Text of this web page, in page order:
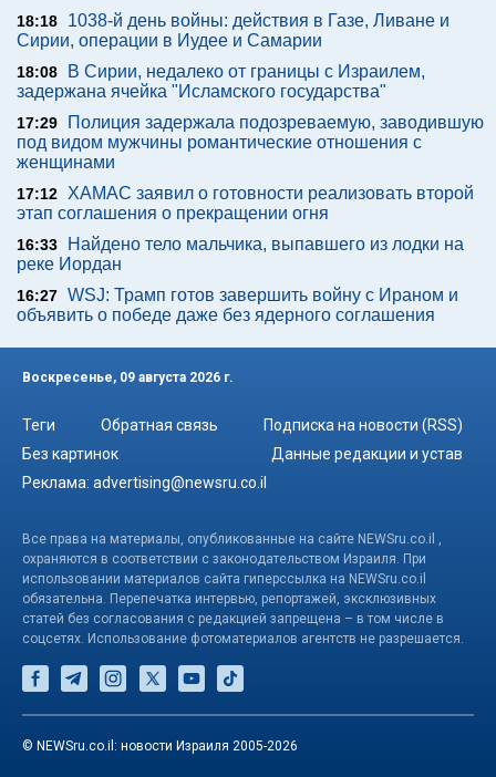
18:18
1038-й день войны: действия в Газе, Ливане и
Сирии, операции в Иудее и Самарии
18:08
В Сирии, недалеко от границы с Израилем,
задержана ячейка "Исламского государства"
17:29
Полиция задержала подозреваемую, заводившую
под видом мужчины романтические отношения с
женщинами
17:12
ХАМАС заявил о готовности реализовать второй
этап соглашения о прекращении огня
16:33
Найдено тело мальчика, выпавшего из лодки на
реке Иордан
16:27 WSJ: Трамп готов завершить войну с Ираном и
объявить о победе даже без ядерного соглашения
Воскресенье, 09 августа 2026 г.
Теги Обратная связь
Подписка на новости (RSS)
Без картинок
Данные редакции и устав
Реклама: advertising@newsru.co.il
Все права на материалы, опубликованные на сайте NEWSru.co.il ,
охраняются в соответствии с законодательством Израиля. При
использовании материалов сайта гиперссылка на NEWSru.co.il
обязательна. Перепечатка интервью, репортажей, эксклюзивных
статей без согласования с редакцией запрещена – в том числе в
соцсетях. Использование фотоматериалов агентств не разрешается.
© NEWSru.co.il: новости Израиля 2005-2026